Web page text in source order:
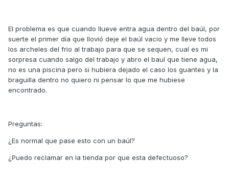
El problema es que cuando llueve entra agua dentro del baúl, por
suerte el primer día que llovió deje el baúl vacio y me lleve todos
los archeles del frio al trabajo para que se sequen, cual es mi
sorpresa cuando salgo del trabajo y abro el baul que tiene agua,
no es una piscina pero si hubiera dejado el caso los guantes y la
braguilla dentro no quiero ni pensar lo que me hubiese
encontrado.
Preguntas:
¿Es normal que pase esto con un baúl?
¿Puedo reclamar en la tienda por que esta defectuoso?